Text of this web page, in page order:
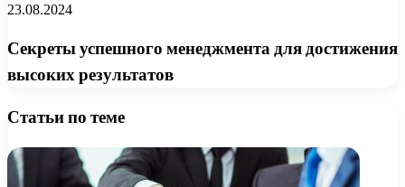
23.08.2024
Секреты успешного менеджмента для достижения
высоких результатов
Статьи по теме